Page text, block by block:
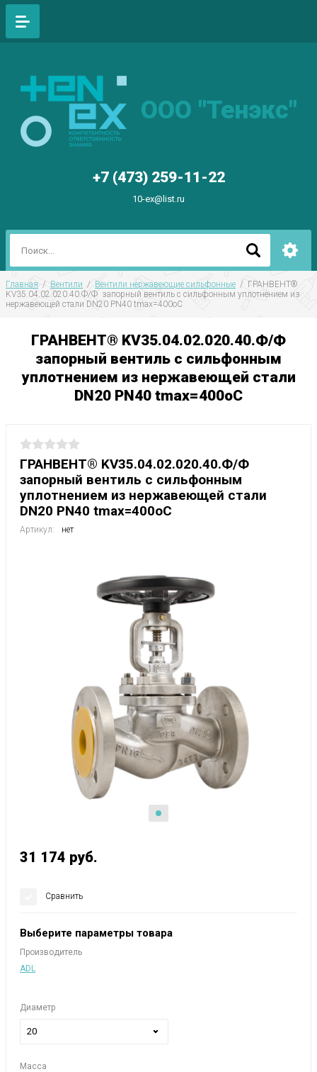
ООО "Тенэкс"
+7 (473) 259-11-22
10-ex@list.ru
Главная
  /
Вентили
  /
Вентили нержавеющие сильфонные
  /  ГРАНВЕНТ®
KV35.04.02.020.40.Ф/Ф  запорный вентиль с сильфонным уплотнением из
нержавеющей стали DN20 PN40 tmax=400oC
ГРАНВЕНТ® KV35.04.02.020.40.Ф/Ф
запорный вентиль с сильфонным
уплотнением из нержавеющей стали
DN20 PN40 tmax=400oC
ГРАНВЕНТ® KV35.04.02.020.40.Ф/Ф
запорный вентиль с сильфонным
уплотнением из нержавеющей стали
DN20 PN40 tmax=400oC
Артикул: нет
31 174 руб.
Сравнить
Выберите параметры товара
Производитель
ADL
Диаметр
20
Масса